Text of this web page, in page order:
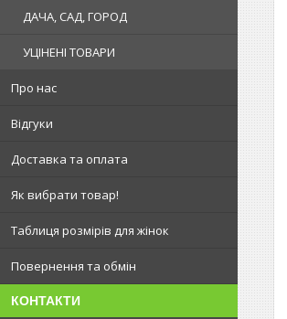
ДАЧА, САД, ГОРОД
УЦІНЕНІ ТОВАРИ
Про нас
Відгуки
Доставка та оплата
Як вибрати товар!
Таблиця розмірів для жінок
Повернення та обмін
КОНТАКТИ